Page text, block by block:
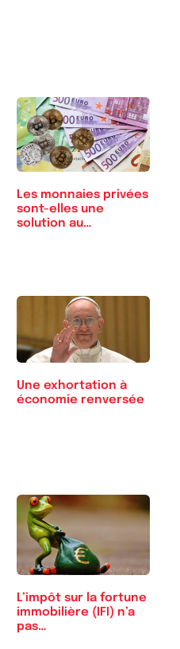
Les monnaies privées
sont-elles une
solution au…
Une exhortation à
économie renversée
L’impôt sur la fortune
immobilière (IFI) n’a
pas…